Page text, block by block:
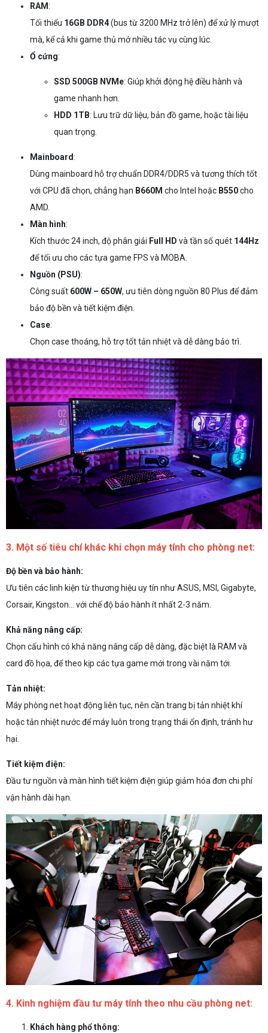
RAM:
Tối thiểu 16GB DDR4(bus từ 3200 MHz trở lên) để xử lý mượt
mà, kể cả khi game thủ mở nhiều tác vụ cùng lúc.
Ổ cứng:
SSD 500GB NVMe: Giúp khởi động hệ điều hành và
game nhanh hơn.
HDD 1TB: Lưu trữ dữ liệu, bản đồ game, hoặc tài liệu
quan trọng.
Mainboard:
Dùng mainboard hỗ trợ chuẩn DDR4/DDR5 và tương thích tốt
với CPU đã chọn, chẳng hạn B660M cho Intel hoặc B550cho
AMD.
Màn hình:
Kích thước 24 inch, độ phân giải Full HD và tần số quét 144Hz
để tối ưu cho các tựa game FPS và MOBA.
Nguồn (PSU):
Công suất 600W – 650W, ưu tiên dòng nguồn 80 Plus để đảm
bảo độ bền và tiết kiệm điện.
Case:
Chọn case thoáng, hỗ trợ tốt tản nhiệt và dễ dàng bảo trì.
3. Một số tiêu chí khác khi chọn máy tính cho phòng net:
Độ bền và bảo hành:
Ưu tiên các linh kiện từ thương hiệu uy tín như ASUS, MSI, Gigabyte,
Corsair, Kingston… với chế độ bảo hành ít nhất 2-3 năm.
Khả năng nâng cấp:
Chọn cấu hình có khả năng nâng cấp dễ dàng, đặc biệt là RAM và
card đồ họa, để theo kịp các tựa game mới trong vài năm tới.
Tản nhiệt:
Máy phòng net hoạt động liên tục, nên cần trang bị tản nhiệt khí
hoặc tản nhiệt nước để máy luôn trong trạng thái ổn định, tránh hư
hại.
Tiết kiệm điện:
Đầu tư nguồn và màn hình tiết kiệm điện giúp giảm hóa đơn chi phí
vận hành dài hạn.
4. Kinh nghiệm đầu tư máy tính theo nhu cầu phòng net:
Khách hàng phổ thông: